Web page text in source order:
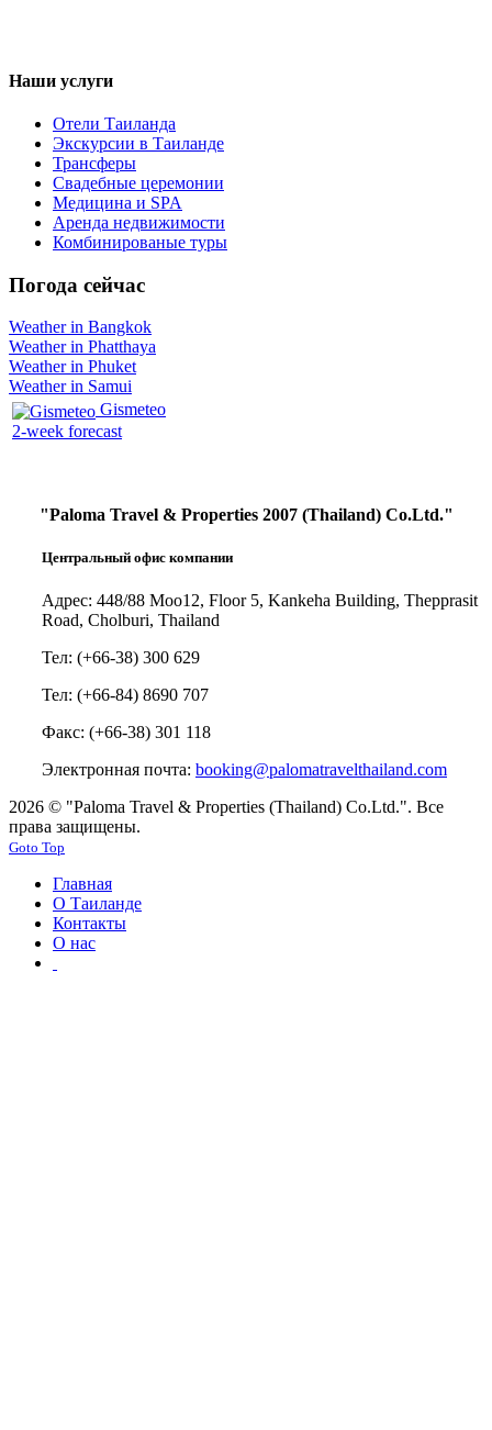
Наши услуги
Отели Таиланда
Экскурсии в Таиланде
Трансферы
Свадебные церемонии
Медицина и SPA
Аренда недвижимости
Комбинированые туры
Погода сейчас
Weather in Bangkok
Weather in Phatthaya
Weather in Phuket
Weather in Samui
Gismeteo
2-week forecast
"Paloma Travel & Properties 2007 (Thailand) Co.Ltd."
Центральный офис компании
Адрес: 448/88 Moo12, Floor 5, Kankeha Building, Thepprasit
Road, Cholburi, Thailand
Тел: (+66-38) 300 629
Тел: (+66-84) 8690 707
Факс: (+66-38) 301 118
Электронная почта: booking@palomatravelthailand.com
2026 © "Paloma Travel & Properties (Thailand) Co.Ltd.". Все
права защищены.
Goto Top
Главная
О Таиланде
Контакты
О нас